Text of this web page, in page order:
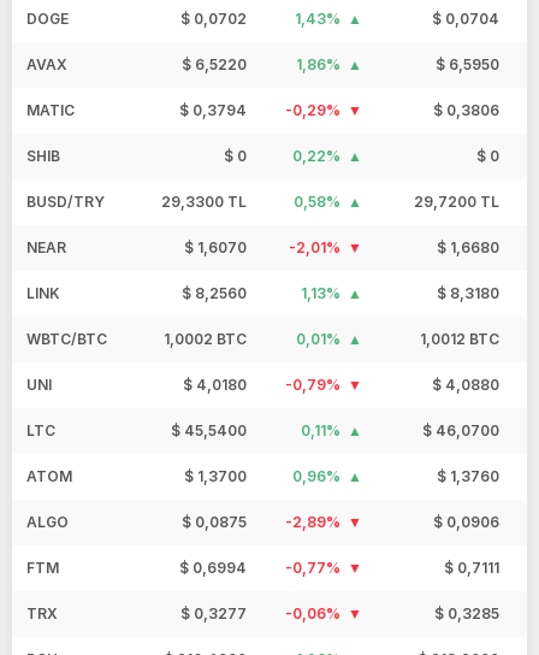
DOGE $ 0,0702 1,43% $ 0,0704
AVAX $ 6,5220 1,86% $ 6,5950
MATIC $ 0,3794 -0,29% $ 0,3806
SHIB $ 0 0,22% $ 0
BUSD/TRY 29,3300 TL 0,58% 29,7200 TL
NEAR $ 1,6070 -2,01% $ 1,6680
LINK $ 8,2560 1,13% $ 8,3180
WBTC/BTC 1,0002 BTC 0,01% 1,0012 BTC
UNI $ 4,0180 -0,79% $ 4,0880
LTC $ 45,5400 0,11% $ 46,0700
ATOM $ 1,3700 0,96% $ 1,3760
ALGO $ 0,0875 -2,89% $ 0,0906
FTM $ 0,6994 -0,77% $ 0,7111
TRX $ 0,3277 -0,06% $ 0,3285